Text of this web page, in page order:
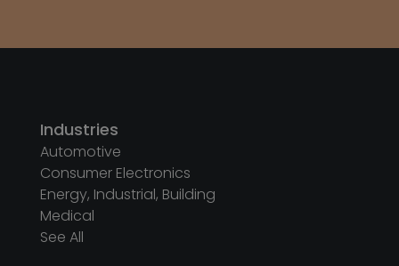
Industries
Automotive
Consumer Electronics
Energy, Industrial, Building
Medical
See All